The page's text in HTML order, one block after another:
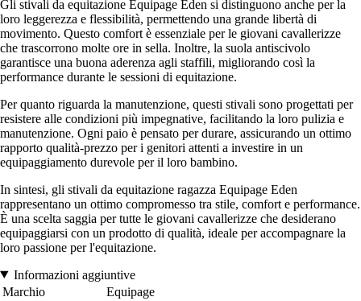
Gli stivali da equitazione Equipage Eden si distinguono anche per la
loro leggerezza e flessibilità, permettendo una grande libertà di
movimento. Questo comfort è essenziale per le giovani cavallerizze
che trascorrono molte ore in sella. Inoltre, la suola antiscivolo
garantisce una buona aderenza agli staffili, migliorando così la
performance durante le sessioni di equitazione.
Per quanto riguarda la manutenzione, questi stivali sono progettati per
resistere alle condizioni più impegnative, facilitando la loro pulizia e
manutenzione. Ogni paio è pensato per durare, assicurando un ottimo
rapporto qualità-prezzo per i genitori attenti a investire in un
equipaggiamento durevole per il loro bambino.
In sintesi, gli stivali da equitazione ragazza Equipage Eden
rappresentano un ottimo compromesso tra stile, comfort e performance.
È una scelta saggia per tutte le giovani cavallerizze che desiderano
equipaggiarsi con un prodotto di qualità, ideale per accompagnare la
loro passione per l'equitazione.
Informazioni aggiuntive
Marchio
Equipage